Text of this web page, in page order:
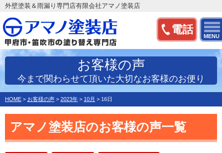
電話
MENU
外壁塗装＆雨漏り専門店有限会社アマノ塗装店
お客様の声
今まで関わらせて頂いた大切なお客様のお便り
HOME > お客様の声 > 2023年 > 10月 > 16日
アマノ塗装店のお客様の声一覧